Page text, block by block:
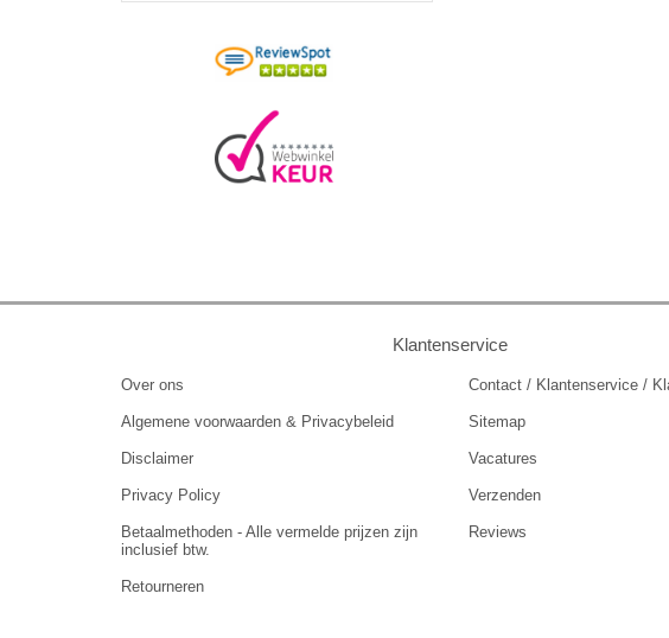
Klantenservice
Over ons
Algemene voorwaarden & Privacybeleid
Disclaimer
Privacy Policy
Betaalmethoden - Alle vermelde prijzen zijn
inclusief btw.
Retourneren
Contact / Klantenservice /
Sitemap
Vacatures
Verzenden
Reviews